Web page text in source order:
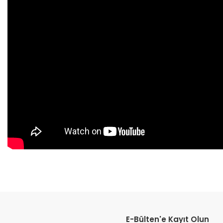
Ürün resmi kalitesiz, bozuk veya görüntülenemiyor.
E-Bülten'e Kayıt Olun